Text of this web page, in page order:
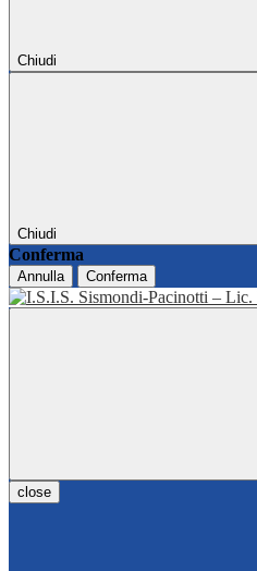
Chiudi
Chiudi
Conferma
Annulla Conferma
close